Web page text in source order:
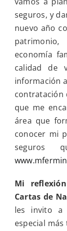
seguros, y
nuevo año
economía
calidad de
información
contratación
que me
área que
conocer mi
seguros
Mi
Cartas de
les invito a
especial